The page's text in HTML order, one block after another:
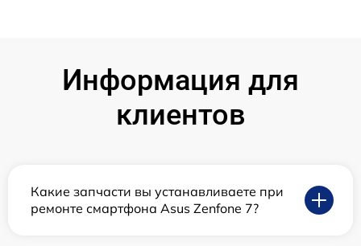
Информация для
клиентов
Какие запчасти вы устанавливаете при
ремонте смартфона Asus Zenfone 7?